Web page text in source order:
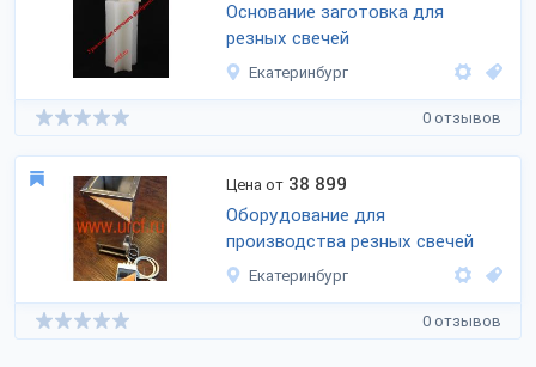
Основание заготовка для
резных свечей
Екатеринбург
0 отзывов
Цена от 38 899
Оборудование для
производства резных свечей
Екатеринбург
0 отзывов